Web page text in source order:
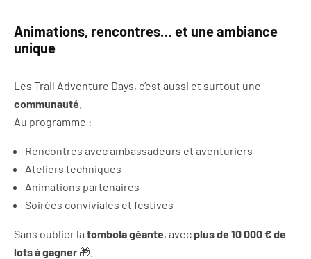
Animations, rencontres… et une ambiance
unique
Les Trail Adventure Days, c’est aussi et surtout une
communauté
Au programme :
Rencontres avec ambassadeurs et aventuriers
Ateliers techniques
Animations partenaires
Soirées conviviales et festives
Sans oublier la tombola géante, avec plus de 10 000 € de
lots à gagner 🎁.